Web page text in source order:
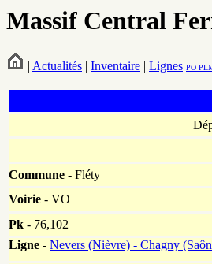
Massif Central
| Actualités | Inventaire | Lignes PO
Commune - Fléty
Voirie - VO
Pk - 76,102
Ligne - Nevers (Nièvre) - Chagny